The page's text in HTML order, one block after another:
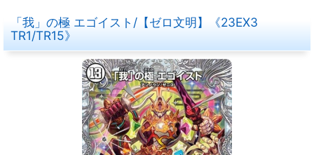
「我」の極 エゴイスト/【ゼロ文明】《23EX3
TR1/TR15》